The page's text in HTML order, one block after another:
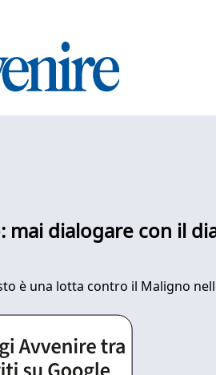
mai dialogare con il
è una lotta contro il Maligno